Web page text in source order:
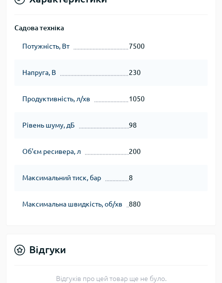
Садова техніка
Потужність, Вт 7500
Напруга, В 230
Продуктивність, л/хв 1050
Рівень шуму, дБ 98
Об'єм ресивера, л 200
Максимальний тиск, бар 8
Максимальна швидкість, об/хв 880
Відгуки
Відгуків про цей товар ще не було.